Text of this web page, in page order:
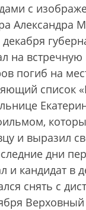
с
Александра
на
погиб на
список
и выразил
дни
и кандидат в
снять с